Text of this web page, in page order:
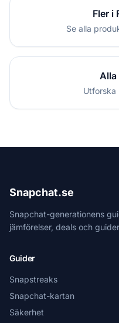
Fler i
Se alla
Utforska
Snapchat.se
Snapchat-generationens
jämförelser, deals och
Guider
Snapstreaks
Snapchat-kartan
Säkerhet